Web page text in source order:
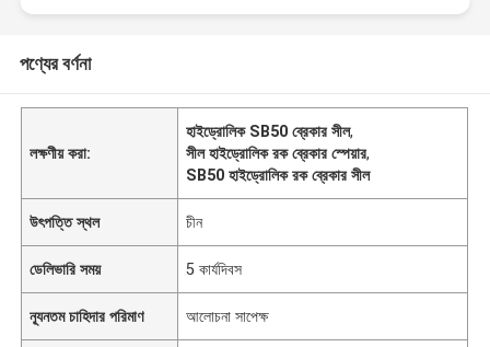
পণ্যের বর্ণনা
লক্ষণীয় করা:
হাইড্রোলিক SB50 ব্রেকার সীল,
সীল হাইড্রোলিক রক ব্রেকার স্পেয়ার,
SB50 হাইড্রোলিক রক ব্রেকার সীল
উৎপত্তি স্থল চীন
ডেলিভারি সময় 5 কার্যদিবস
ন্যূনতম চাহিদার পরিমাণ আলোচনা সাপেক্ষ